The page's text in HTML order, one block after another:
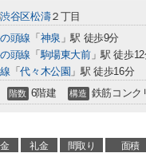
渋谷区松濤２丁目
頭線 「 神泉 」駅 徒歩9分
頭線 「駒場東大前」駅 徒歩12
「代々木公園 」駅 徒歩16分
階数 6階建 構造 鉄筋コンク
礼金 間取り 面積